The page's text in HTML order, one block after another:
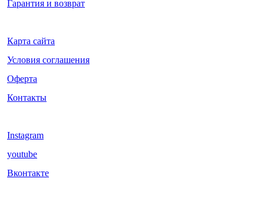
Гарантия и возврат
Карта сайта
Условия соглашения
Оферта
Контакты
Instagram
youtube
Вконтакте